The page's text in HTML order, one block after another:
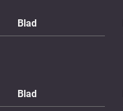
Blad
Blad